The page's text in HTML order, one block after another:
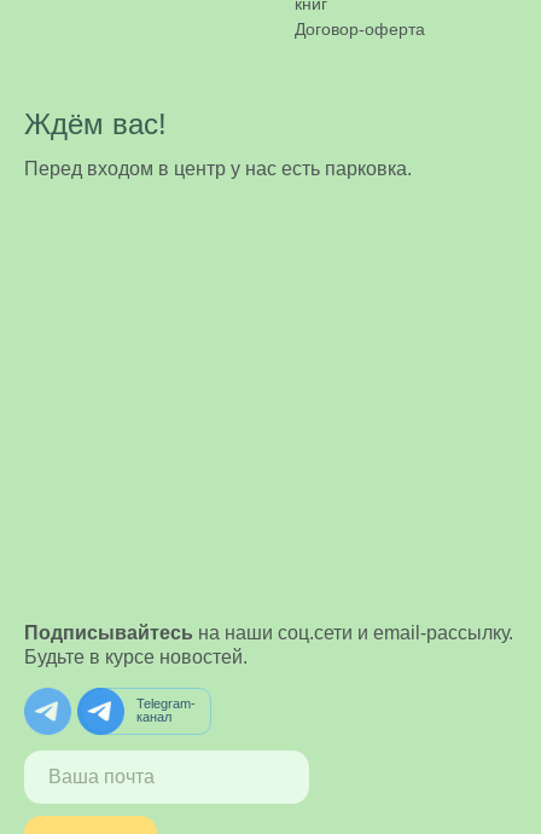
Договор-оферта
Ждём вас!
Перед входом в центр у нас есть парковка.
Подписывайтесь на наши соц.сети и email-рассылку.
Будьте в курсе новостей.
Telegram-
канал